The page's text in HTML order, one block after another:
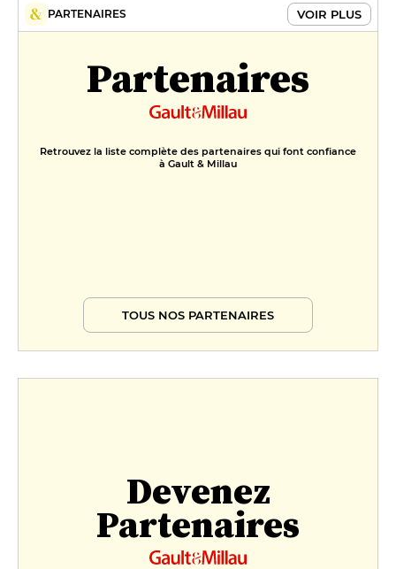
PARTENAIRES VOIR PLUS
Partenaires
Retrouvez la liste complète des partenaires qui font confiance
à Gault & Millau
TOUS NOS PARTENAIRES
Devenez
Partenaires